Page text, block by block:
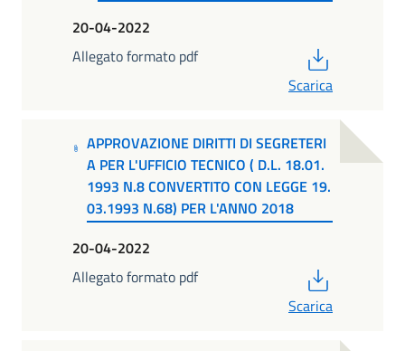
20-04-2022
Allegato formato pdf
Scarica
APPROVAZIONE DIRITTI DI SEGRETERI
A PER L'UFFICIO TECNICO ( D.L. 18.01.
1993 N.8 CONVERTITO CON LEGGE 19.
03.1993 N.68) PER L'ANNO 2018
20-04-2022
Allegato formato pdf
Scarica